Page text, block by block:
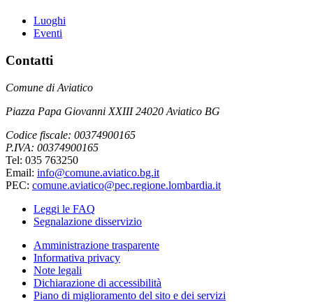
Luoghi
Eventi
Contatti
Comune di Aviatico
Piazza Papa Giovanni XXIII 24020 Aviatico BG
Codice fiscale: 00374900165
P.IVA: 00374900165
Tel: 035 763250
Email: info@comune.aviatico.bg.it
PEC: comune.aviatico@pec.regione.lombardia.it
Leggi le FAQ
Segnalazione disservizio
Amministrazione trasparente
Informativa privacy
Note legali
Dichiarazione di accessibilità
Piano di miglioramento del sito e dei servizi